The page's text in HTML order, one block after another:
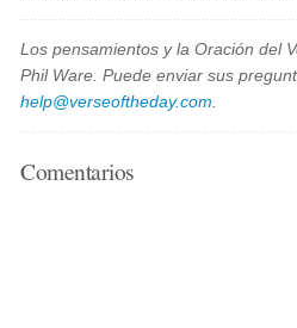
Los pensamientos y la Oración del
Phil Ware. Puede enviar sus
help@verseoftheday.com
Comentarios